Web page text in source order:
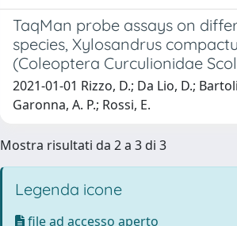
TaqMan probe assays on
species, Xylosandrus
(Coleoptera Curculionidae
2021-01-01 Rizzo, D.; Da Lio, D.;
Garonna, A. P.; Rossi, E.
Mostra risultati da 2 a 3 di 3
Legenda icone
file ad accesso aperto